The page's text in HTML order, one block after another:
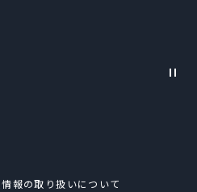
報の取り扱いについて